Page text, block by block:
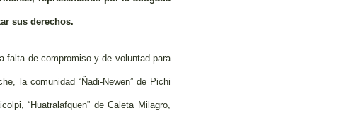
sus derechos.
falta de compromiso y de voluntad para
la comunidad “Ñadi-Newen” de Pichi
“Huatralafquen” de Caleta Milagro,